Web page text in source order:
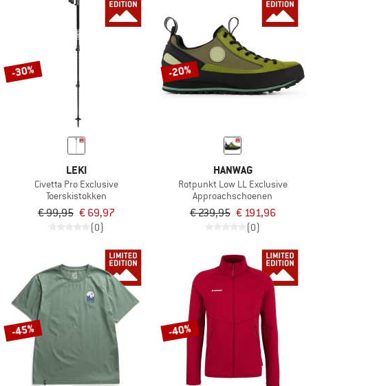
-30%
LEKI
Civetta Pro Exclusive
Toerskistokken
€ 99,95 € 69,97
(0)
-20%
HANWAG
Rotpunkt Low LL Exclusive
Approachschoenen
€ 239,95 € 191,96
(0)
-45% -40%